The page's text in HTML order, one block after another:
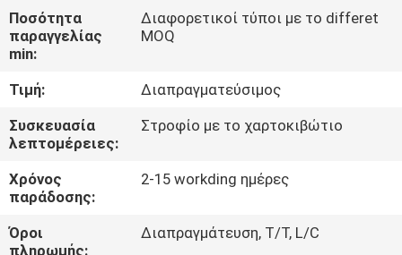
ΠΟΙΟΤΙΚΌΣ
ΜΑΣ
ΕΛΆΤΕ
ΣΕ
ΕΠΑΦΉ
Ποσότητα
παραγγελίας
min:
Διαφορετικοί τύποι με το differet
MOQ
Τιμή:
Διαπραγματεύσιμος
Συσκευασία
λεπτομέρειες:
Στροφίο με το χαρτοκιβώτιο
Χρόνος
παράδοσης:
2-15 workding ημέρες
Όροι
πληρωμής:
Διαπραγμάτευση, T/T, L/C